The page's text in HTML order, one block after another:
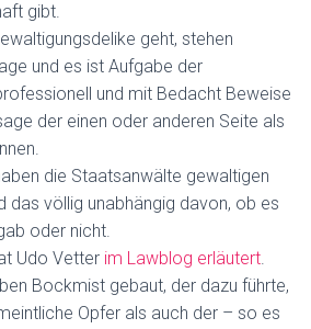
gibt.
geht, stehen
und es ist Aufgabe der
und mit Bedacht Beweise
der einen oder anderen Seite als
die Staatsanwälte gewaltigen
das völlig unabhängig davon, ob es
oder nicht.
Udo Vetter im Lawblog erläutert.
Bockmist gebaut, der dazu führte,
Opfer als auch der – so es